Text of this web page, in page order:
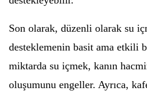
Son olarak, düzenli olarak su
desteklemenin basit ama etkili
miktarda su içmek, kanın
oluşumunu engeller. Ayrıca,